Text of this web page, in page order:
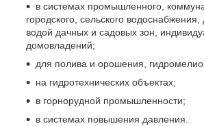
в системах промышленного,
городского, сельского
водой дачных и садовых зон,
домовладений;
для полива и орошения,
на гидротехнических объектах;
в горнорудной промышленности;
в системах повышения давления.